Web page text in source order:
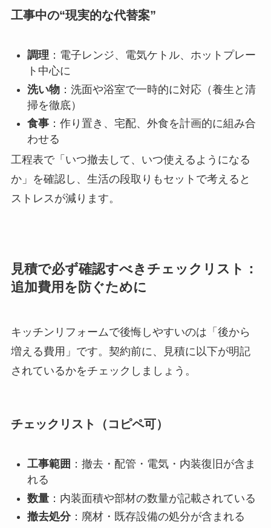
工事中の“現実的な代替案”
調理 ：電子レンジ、電気ケトル、ホットプレー
ト中心に
洗い物：洗面や浴室で一時的に対応（養生と清
掃を徹底）
食事：作り置き、宅配、外食を計画的に組み合
わせる
工程表で「いつ撤去して、いつ使えるようになる
か」を確認し、生活の段取りもセットで考えると
ストレスが減ります。
見積で必ず確認すべきチェックリスト：
追加費用を防ぐために
キッチンリフォームで後悔しやすいのは「後から
増える費用」です。契約前に、見積に以下が明記
されているかをチェックしましょう。
チェックリスト（コピペ可）
工事範囲 ：撤去・配管・電気・内装復旧が含ま
れる
数量：内装面積や部材の数量が記載されている
撤去処分：廃材・既存設備の処分が含まれる